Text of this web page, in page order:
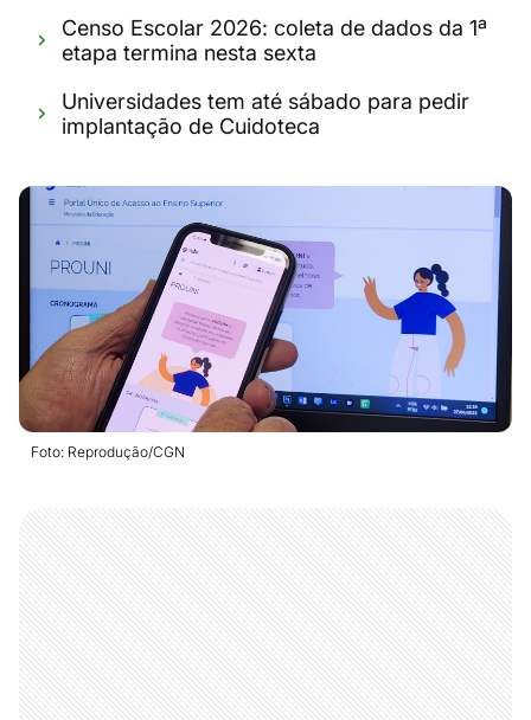
Censo Escolar 2026: coleta de dados da 1ª
etapa termina nesta sexta
Universidades tem até sábado para pedir
implantação de Cuidoteca
Foto: Reprodução/CGN